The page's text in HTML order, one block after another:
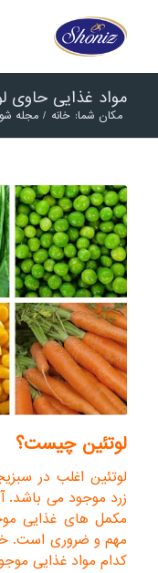
مواد غذایی حاوی
مکان شما: خانه / مجله
لوتئین چیست؟
لوتئین اغلب در
زرد موجود می باشد.
مکمل های غذایی
مهم و ضروری است.
کدام مواد غذایی